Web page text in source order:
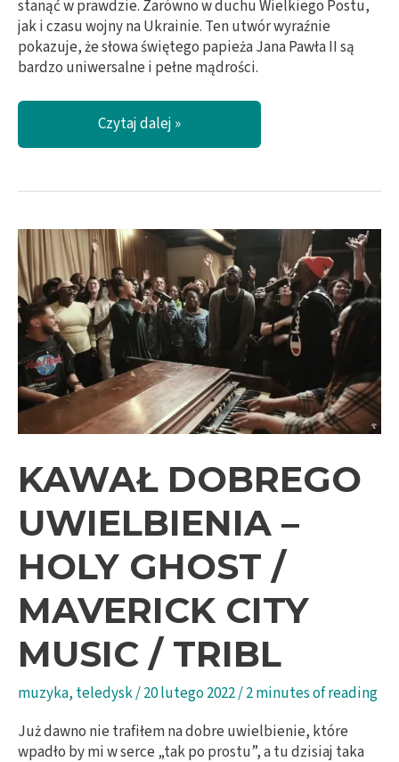
stanąć w prawdzie. Zarówno w duchu Wielkiego Postu,
jak i czasu wojny na Ukrainie. Ten utwór wyraźnie
pokazuje, że słowa świętego papieża Jana Pawła II są
bardzo uniwersalne i pełne mądrości.
Marcin
Wargocki
woła
do
nas
„Czuwać”!
Czytaj dalej »
KAWAŁ DOBREGO
UWIELBIENIA –
HOLY GHOST /
MAVERICK CITY
MUSIC / TRIBL
muzyka, teledysk/20 lutego 2022/2 minutes of reading
Już dawno nie trafiłem na dobre uwielbienie, które
wpadło by mi w serce „tak po prostu”, a tu dzisiaj taka